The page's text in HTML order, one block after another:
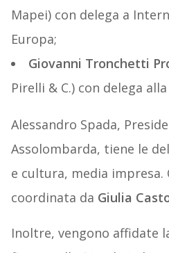
Mapei) con delega a
Europa;
Giovanni Tronchetti
Pirelli & C.) con delega
Alessandro Spada,
Assolombarda, tiene le
e cultura, media impresa.
coordinata da Giulia
Inoltre, vengono affidate